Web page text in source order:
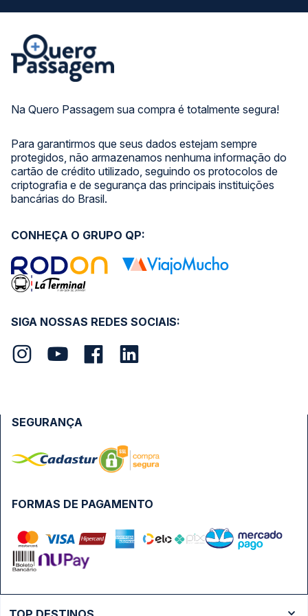
Na Quero Passagem sua compra é totalmente segura!
Para garantirmos que seus dados estejam sempre
protegidos, não armazenamos nenhuma informação do
cartão de crédito utilizado, seguindo os protocolos de
criptografia e de segurança das principais instituições
bancárias do Brasil.
SIGA NOSSAS REDES SOCIAIS:
CONHEÇA O GRUPO QP:
FORMAS DE PAGAMENTO
SEGURANÇA